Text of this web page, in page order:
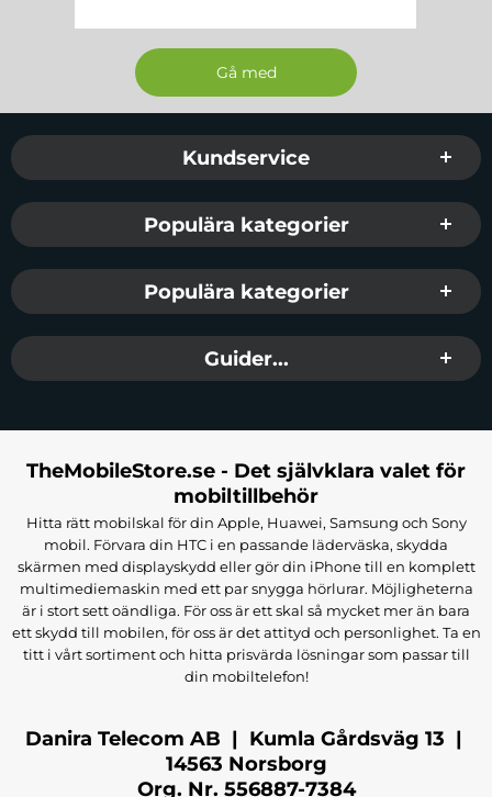
Sidfot Blandad info och länkar
Kundservice
Populära kategorier
Populära kategorier
Guider...
TheMobileStore.se - Det självklara valet för
mobiltillbehör
Hitta rätt mobilskal för din Apple, Huawei, Samsung och Sony
mobil. Förvara din HTC i en passande läderväska, skydda
skärmen med displayskydd eller gör din iPhone till en komplett
multimediemaskin med ett par snygga hörlurar. Möjligheterna
är i stort sett oändliga. För oss är ett skal så mycket mer än bara
ett skydd till mobilen, för oss är det attityd och personlighet. Ta en
titt i vårt sortiment och hitta prisvärda lösningar som passar till
din mobiltelefon!
Danira Telecom AB | Kumla Gårdsväg 13 |
14563 Norsborg
Org. Nr. 556887-7384